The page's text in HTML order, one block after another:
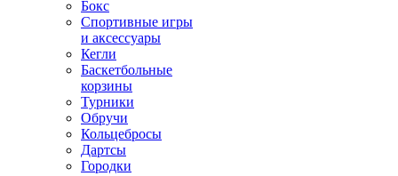
Бокс
Спортивные игры
и аксессуары
Кегли
Баскетбольные
корзины
Турники
Обручи
Кольцебросы
Дартсы
Городки